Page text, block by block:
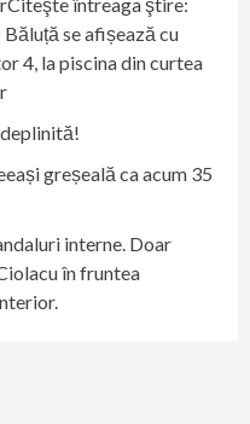
se afișează cu
4, la piscina din curtea
greșeală ca acum 35
interne. Doar
în fruntea